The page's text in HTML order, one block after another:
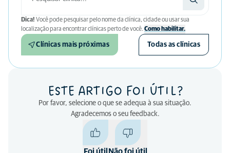
Dica! Você pode pesquisar pelo nome da clínica, cidade ou usar sua
localização para encontrar clínicas perto de você. Como habilitar.
Clínicas mais próximas Todas as clínicas
ESTE ARTIGO FOI ÚTIL?
Por favor, selecione o que se adequa à sua situação.
Agradecemos o seu feedback.